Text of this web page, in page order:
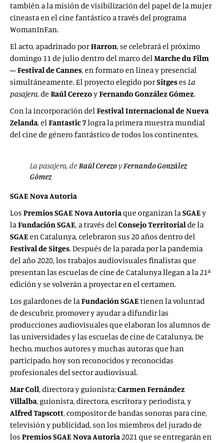
también a la misión de visibilización del papel de la mujer
cineasta en el cine fantástico a través del programa
WomanInFan.
El acto, apadrinado porHarron, se celebrará el próximo
domingo 11 de julio dentro del marco delMarche du Film
– Festival de Cannes, en formato en línea y presencial
simultáneamente. El proyecto elegido porSitgeses La
pasajera, de Raúl CerezoyFernando González Gómez.
Con la incorporación delFestival Internacional de Nueva
Zelanda, elFantastic 7logra la primera muestra mundial
del cine de género fantástico de todos los continentes.
La pasajera, deRaúl CerezoyFernando González
Gómez
SGAE Nova Autoria
Los Premios SGAE Nova Autoriaque organizan laSGAEy
laFundación SGAE, a través delConsejo Territorialde la
SGAEen Catalunya, celebraron sus 20 años dentro del
Festival de Sitges. Después de la parada por la pandemia
del año 2020, los trabajos audiovisuales finalistas que
presentan las escuelas de cine de Catalunya llegan a la 21ª
edición y se volverán a proyectar en el certamen.
Los galardones de laFundación SGAEtienen la voluntad
de descubrir, promover y ayudar a difundir las
producciones audiovisuales que elaboran los alumnos de
las universidades y las escuelas de cine de Catalunya. De
hecho, muchos autores y muchas autoras que han
participado, hoy son reconocidos y reconocidas
profesionales del sector audiovisual.
Mar Coll, directora y guionista;Carmen Fernández
Villalba, guionista, directora, escritora y periodista, y
Alfred Tapscott, compositor de bandas sonoras para cine,
televisión y publicidad, son los miembros del jurado de
los Premios SGAE Nova Autoria2021 que se entregarán en